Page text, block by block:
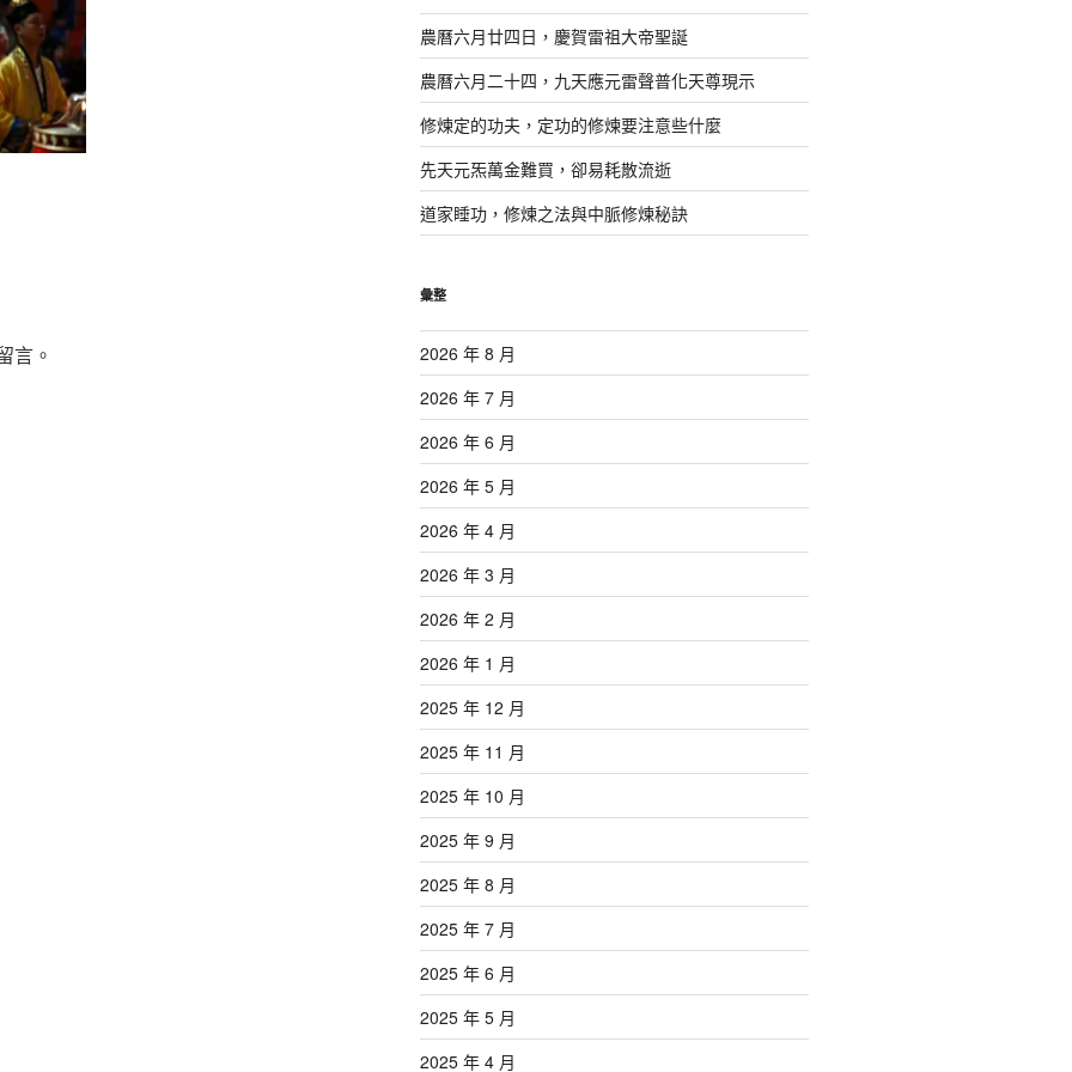
言。
農曆六月廿四日，慶賀雷祖大帝聖誕
農曆六月二十四，九天應元雷聲普化天尊現示
修煉定的功夫，定功的修煉要注意些什麼
先天元炁萬金難買，卻易耗散流逝
道家睡功，修煉之法與中脈修煉秘訣
彙整
2026 年 8 月
2026 年 7 月
2026 年 6 月
2026 年 5 月
2026 年 4 月
2026 年 3 月
2026 年 2 月
2026 年 1 月
2025 年 12 月
2025 年 11 月
2025 年 10 月
2025 年 9 月
2025 年 8 月
2025 年 7 月
2025 年 6 月
2025 年 5 月
2025 年 4 月